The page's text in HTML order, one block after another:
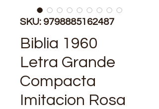
SKU: 9798885162487
Biblia 1960
Letra Grande
Compacta
Imitacion Rosa